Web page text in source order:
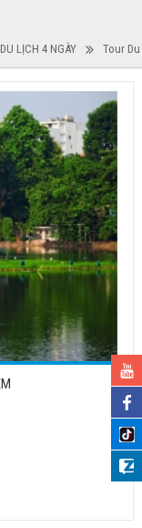
LỊCH 4 NGÀY Tour